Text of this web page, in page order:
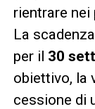
rientrare nei
La
per il 30
obiettivo, la
cessione di